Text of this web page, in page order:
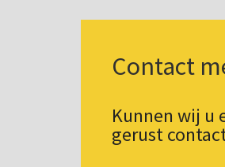
Contact
Kunnen wij u
gerust